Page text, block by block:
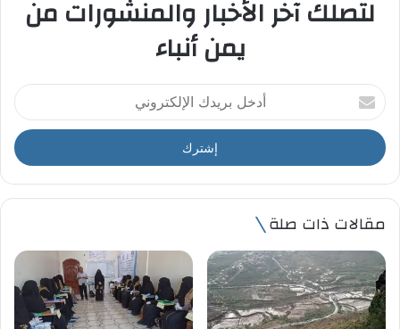
لتصلك آخر الأخبار والمنشورات من
يمن أنباء
أ
د
خ
ل
ر
د
ا
ل
إ
ل
مقالات ذات صلة